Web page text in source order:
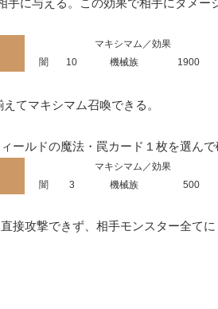
に与える。この効果で相手にダメー
マキシマム／効果
闇
10 機械族 1900
えてマキシマム召喚できる。
ールドの魔法・罠カード１枚を選んで
マキシマム／効果
闇
3 機械族 500
接攻撃できず、相手モンスター全て